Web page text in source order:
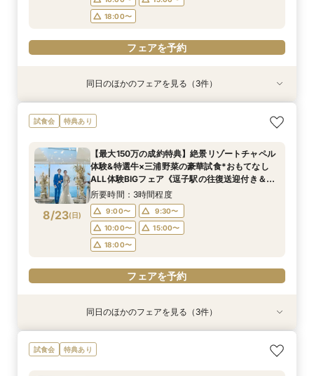
フェアを予約
18:00〜
フェアを予約
8/22( 土)
＜式場探しを始めたばかりのふたりにオススメ初
級編フェア＞来店・登録不要！オンライン結婚相
所要時間：1時間30分程度
9:00〜
フェアを予約
特典あり
8/22( 土)
【6名～貸切◎おもてなし家族婚】碧の絶景と美
食でもてなすステイリゾートWD◇特選牛の絶品
限定！ギフト券1.5万円分プレゼント》
所要時間：3時間程度
9:00〜
9:30〜
15:00〜
18:00〜
フェアを予約
特典あり
8/22( 土)
【90分クイック相談】まずは情報収集◎会場
ゆっくり内覧＆送迎
9:00〜
9:30〜
10:00〜
15:00〜
18:00〜
フェアを予約
同日のほかのフェアを見る（3件）
試食会 特典あり
8/23(日)
【最大150万の成約特典】絶景リゾートチャペル
体験&特選牛×三浦野菜の豪華試食*おもてなし
ALL体験BIGフェア《逗子駅の往復送迎付き＆ギ
フト券最大1.5万付》
所要時間：3時間程度
9:00〜
9:30〜
10:00〜
15:00〜
18:00〜
フェアを予約
＜式場探しを始めたばかりのふたりにオススメ初
級編フェア＞来店・登録不要！オンライン結婚相
特典あり
【6名～貸切◎おもてなし家族婚】碧の絶景と美
食でもてなすステイリゾートWD◇特選牛の絶品
特典あり
【90分クイック相談】まずは情報収集◎会場
ゆっくり内覧＆送迎
同日のほかのフェアを見る（3件）
試食会 特典あり